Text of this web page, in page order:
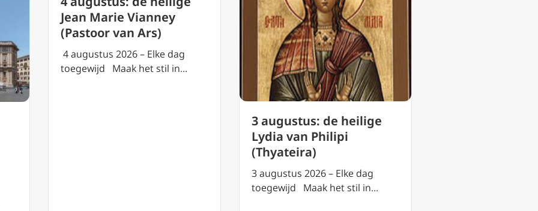
Jean Marie Vianney
(Pastoor van Ars)
4 augustus 2026 – Elke dag
toegewijd Maak het stil in…
3 augustus: de heilige
Lydia van Philipi
(Thyateira)
3 augustus 2026 – Elke dag
toegewijd Maak het stil in…